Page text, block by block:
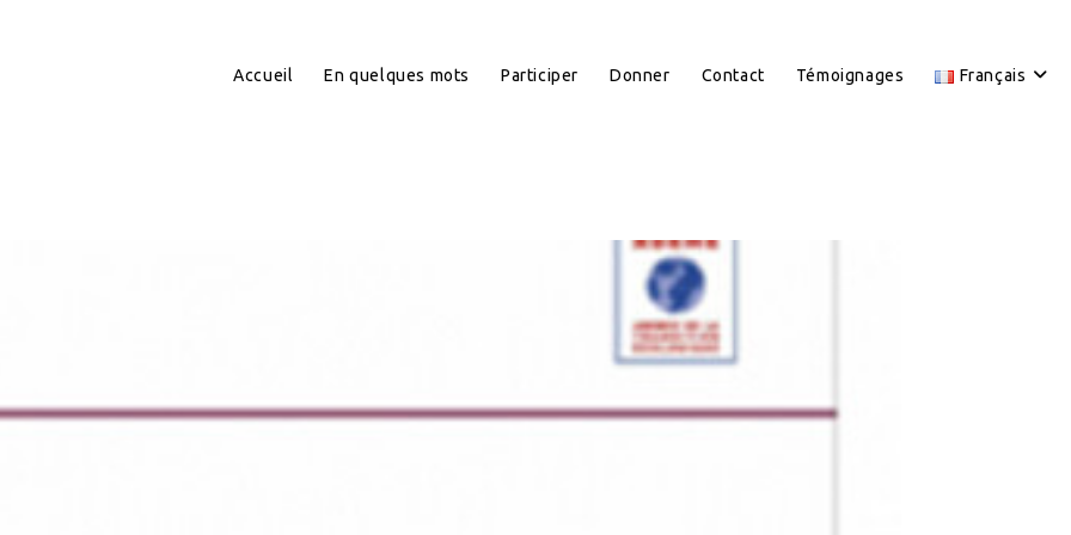
Accueil En quelques mots Participer Donner Contact Témoignages Français